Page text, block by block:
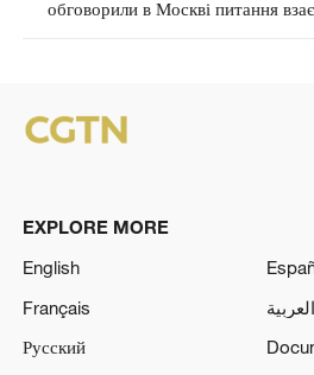
обговорили в Москві питання
EXPLORE MORE
English
Français
العربية
Русский